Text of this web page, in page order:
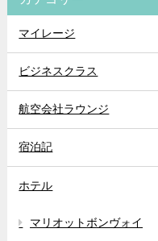
マイレージ
ビジネスクラス
航空会社ラウンジ
宿泊記
ホテル
マリオットボンヴォイ